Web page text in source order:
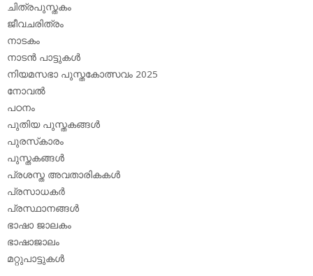
ചിത്രപുസ്തകം
ജീവചരിത്രം
നാടകം
നാടന്‍ പാട്ടുകള്‍
നിയമസഭാ പുസ്തകോത്സവം 2025
നോവല്‍
പഠനം
പുതിയ പുസ്തകങ്ങള്‍
പുരസ്‌കാരം
പുസ്തകങ്ങള്‍
പ്രശസ്ത അവതാരികകള്‍
പ്രസാധകര്‍
പ്രസ്ഥാനങ്ങള്‍
ഭാഷാ ജാലകം
ഭാഷാജാലം
മറ്റുപാട്ടുകള്‍